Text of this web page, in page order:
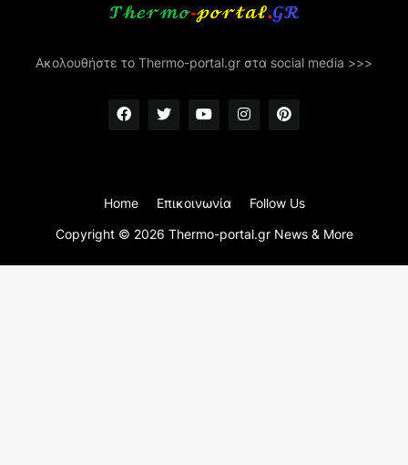
Ακολουθήστε το Thermo-portal.gr στα social media >>>
Copyright © 2026 Thermo-portal.gr News & More
Home Επικοινωνία Follow Us